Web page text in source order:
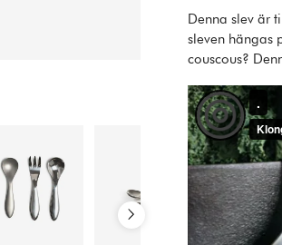
Denna slev är
sleven hängas
couscous?